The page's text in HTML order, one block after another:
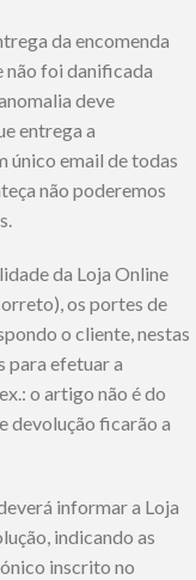
da encomenda
não foi danificada
deve
entrega a
único email de todas
não poderemos
da Loja Online
os portes de
o cliente, nestas
para efetuar a
o artigo não é do
devolução ficarão a
informar a Loja
indicando as
inscrito no